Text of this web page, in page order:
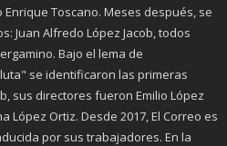
Toscano. Meses después, se
Juan Alfredo López Jacob, todos
Bajo el lema de
se identificaron las primeras
sus directores fueron Emilio López
López Ortiz. Desde 2017, El Correo es
por sus trabajadores. En la